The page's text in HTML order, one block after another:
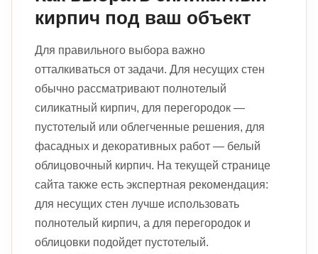
кирпич под ваш объект
Для правильного выбора важно
отталкиваться от задачи. Для несущих стен
обычно рассматривают полнотелый
силикатный кирпич, для перегородок —
пустотелый или облегченные решения, для
фасадных и декоративных работ — белый
облицовочный кирпич. На текущей странице
сайта также есть экспертная рекомендация:
для несущих стен лучше использовать
полнотелый кирпич, а для перегородок и
облицовки подойдет пустотелый.